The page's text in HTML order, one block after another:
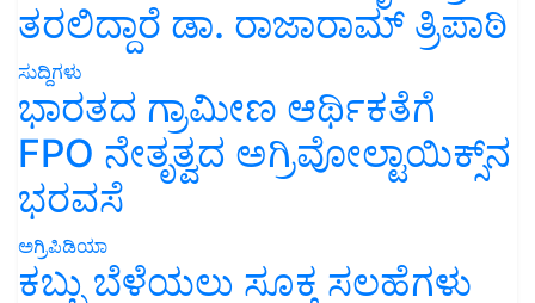
ತರಲಿದ್ದಾರೆ ಡಾ. ರಾಜಾರಾಮ್ ತ್ರಿಪಾಠಿ
ಸುದ್ದಿಗಳು
ಭಾರತದ ಗ್ರಾಮೀಣ ಆರ್ಥಿಕತೆಗೆ
FPO ನೇತೃತ್ವದ ಅಗ್ರಿವೋಲ್ಟಾಯಿಕ್ಸ್‌ನ
ಭರವಸೆ
ಅಗ್ರಿಪಿಡಿಯಾ
ಕಬ್ಬು ಬೆಳೆಯಲು ಸೂಕ್ತ ಸಲಹೆಗಳು